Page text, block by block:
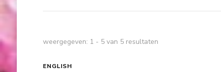
weergegeven: 1 - 5 van 5 resultaten
ENGLISH